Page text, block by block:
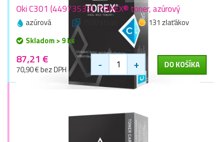
Oki C301 (44973535), TOREX® toner, azúrový
azúrová
131 zlaťákov
Skladom > 9 ks
87,21 €
70,90 € bez DPH - + DO KOŠÍKA